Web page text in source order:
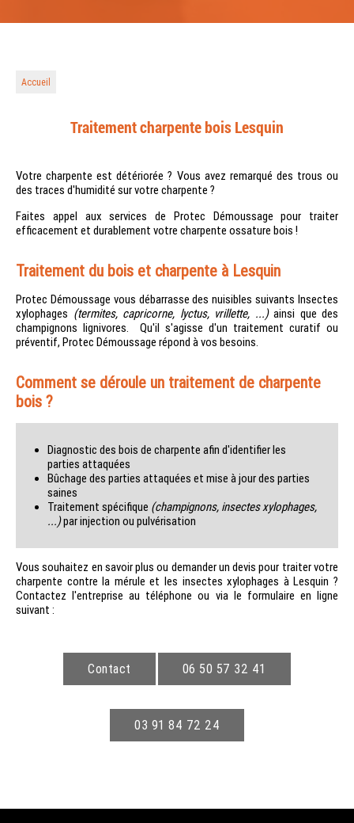
Accueil
Traitement charpente bois Lesquin
Votre charpente est détériorée ? Vous avez remarqué des trous ou
des traces d'humidité sur votre charpente ?
Faites appel aux services de Protec Démoussage pour traiter
efficacement et durablement votre charpente ossature bois !
Traitement du bois et charpente à Lesquin
Protec Démoussage vous débarrasse des nuisibles suivants Insectes
xylophages (termites, capricorne, lyctus, vrillette, ...) ainsi que des
champignons lignivores. Qu'il s'agisse d'un traitement curatif ou
préventif, Protec Démoussage répond à vos besoins.
Comment se déroule un traitement de charpente
bois ?
Diagnostic des bois de charpente afin d'identifier les
parties attaquées
Bûchage des parties attaquées et mise à jour des parties
saines
Traitement spécifique (champignons, insectes xylophages,
...)par injection ou pulvérisation
Vous souhaitez en savoir plus ou demander un devis pour traiter votre
charpente contre la mérule et les insectes xylophages à Lesquin ?
Contactez l'entreprise au téléphone ou via le formulaire en ligne
suivant :
Contact 06 50 57 32 41
03 91 84 72 24